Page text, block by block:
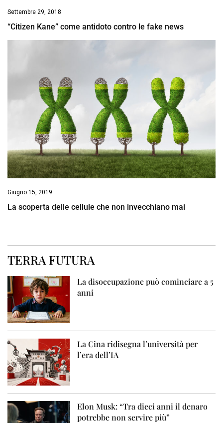
Settembre 29, 2018
“Citizen Kane” come antidoto contro le fake news
Giugno 15, 2019
La scoperta delle cellule che non invecchiano mai
TERRA FUTURA
La disoccupazione può cominciare a 5
anni
La Cina ridisegna l’università per
l’era dell’IA
Elon Musk: “Tra dieci anni il denaro
potrebbe non servire più”